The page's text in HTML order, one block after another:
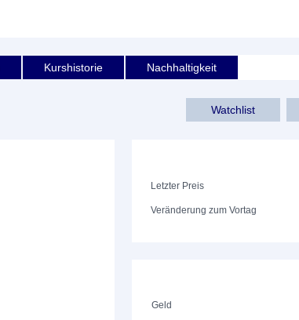
Kurshistorie Nachhaltigkeit
Watchlist
Letzter Preis
Veränderung zum Vortag
Geld